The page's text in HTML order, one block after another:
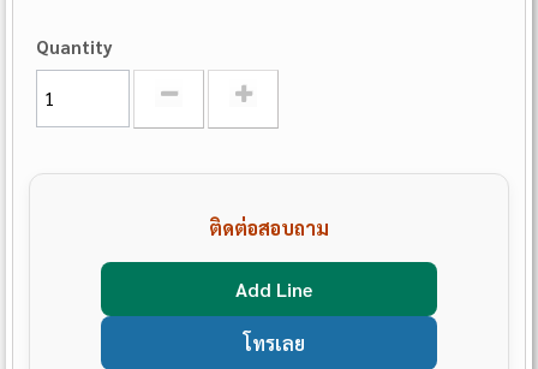
Quantity
ติดต่อสอบถาม
Add Line
โทรเลย